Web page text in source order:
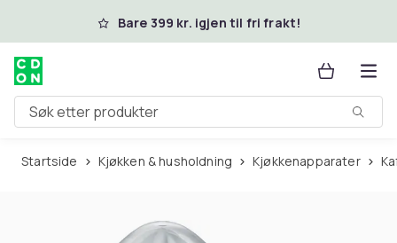
Hopp til hovedinnholdBare 399 kr. igjen til fri frakt!
Søk etter produkter
Startside Kjøkken & husholdning Kjøkkenapparater